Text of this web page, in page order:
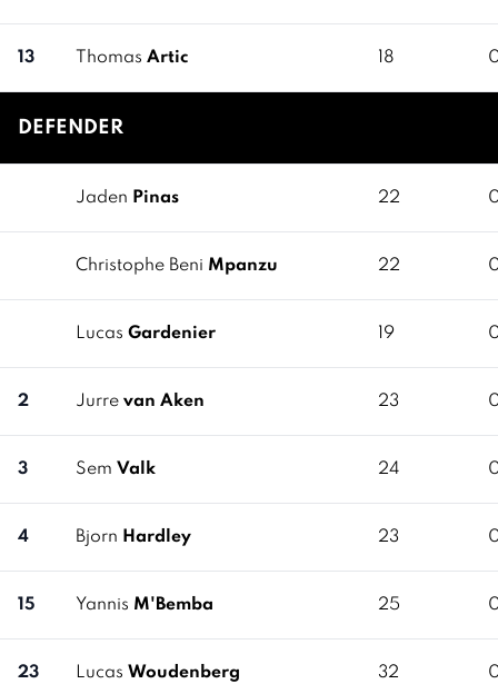
13 Thomas Artic 18
DEFENDER
Jaden Pinas 22
Christophe Beni Mpanzu 22
Lucas Gardenier 19
2 Jurre van Aken 23
3 Sem Valk 24
4 Bjorn Hardley 23
15 Yannis M'Bemba 25
23 Lucas Woudenberg 32